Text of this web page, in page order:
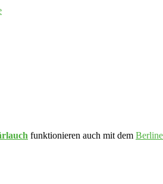
funktionieren auch mit dem